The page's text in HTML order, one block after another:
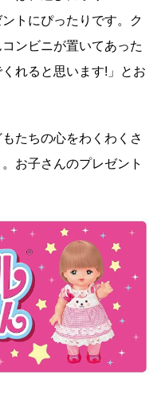
トにぴったりです。ク
ンビニが置いてあった
れると思います!」とお
たちの心をわくわくさ
お子さんのプレゼント